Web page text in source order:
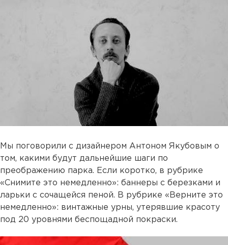
Мы поговорили с дизайнером Антоном Якубовым о
том, какими будут дальнейшие шаги по
преображению парка. Если коротко, в рубрике
«Снимите это немедленно»: баннеры с березками и
ларьки с сочащейся пеной. В рубрике «Верните это
немедленно»: винтажные урны, утерявшие красоту
под 20 уровнями беспощадной покраски.